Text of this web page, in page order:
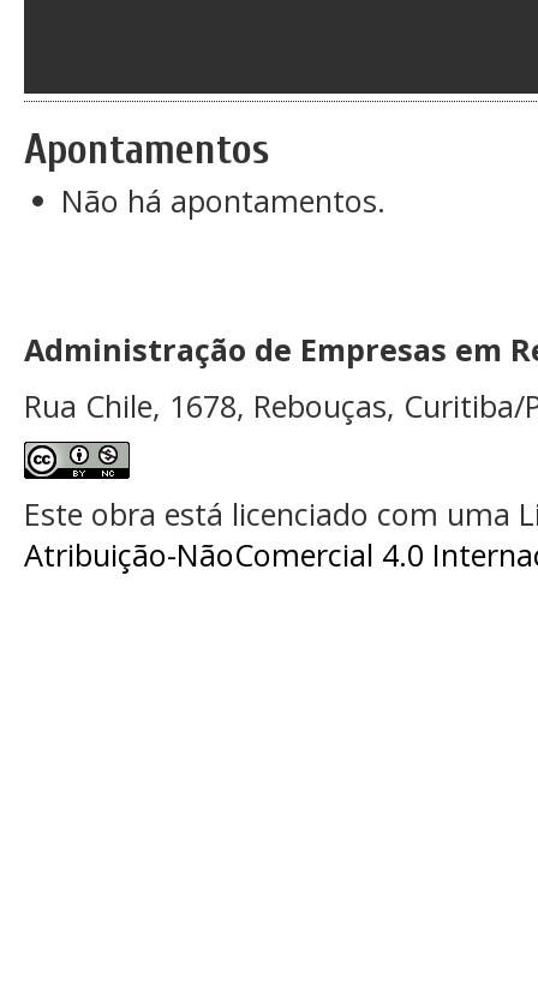
Apontamentos
Não há apontamentos.
Administração de Empresas em
Rua Chile, 1678, Rebouças, Curitiba/
Este obra está licenciado com uma
Atribuição-NãoComercial 4.0